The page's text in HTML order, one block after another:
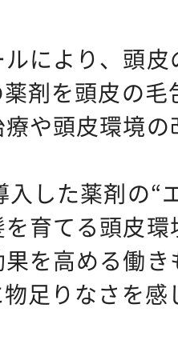
により、頭
薬剤を頭皮の
や頭皮環境
入した薬剤の“
育てる頭皮
を高める働
足りなさを